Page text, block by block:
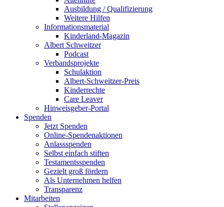
Ausbildung / Qualifizierung
Weitere Hilfen
Informationsmaterial
Kinderland-Magazin
Albert Schweitzer
Podcast
Verbandsprojekte
Schulaktion
Albert-Schweitzer-Preis
Kinderrechte
Care Leaver
Hinweisgeber-Portal
Spenden
Jetzt Spenden
Online-Spendenaktionen
Anlassspenden
Selbst einfach stiften
Testamentsspenden
Gezielt groß fördern
Als Unternehmen helfen
Transparenz
Mitarbeiten